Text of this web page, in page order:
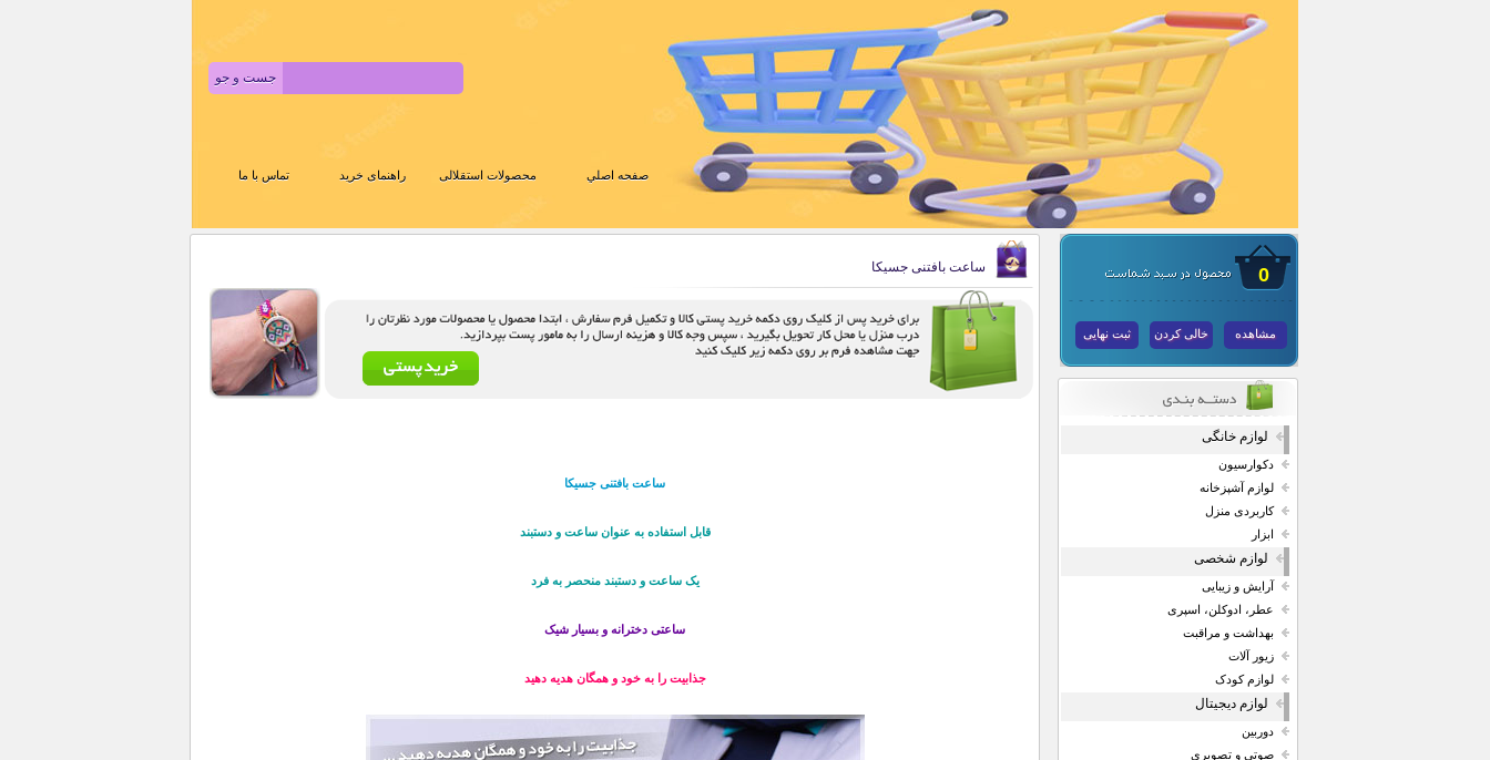
صفحه اصلي محصولات استقلالی راهنمای خرید تماس با ما
0
مشاهده خالی کردن ثبت نهایی
لوازم خانگی
دکوارسیون
لوازم آشپزخانه
کاربردی منزل
ابزار
لوازم شخصی
آرایش و زیبایی
عطر، ادوکلن، اسپری
بهداشت و مراقبت
زیور آلات
لوازم کودک
لوازم دیجیتال
دوربین
صوتی و تصویری
ساعت بافتنی جسیکا
ساعت بافتنی جسیکا
قابل استفاده به عنوان ساعت و دستبند
یک ساعت و دستبند منحصر به فرد
ساعتی دخترانه و بسیار شیک
جذابیت را به خود و همگان هدیه دهید